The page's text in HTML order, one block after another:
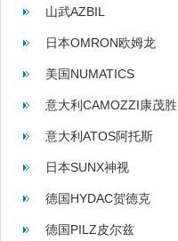
飞利
山武AZBIL
日本OMRON欧姆龙
美国NUMATICS
意大利CAMOZZI康茂胜
意大利ATOS阿托斯
日本SUNX神视
德国HYDAC贺德克
德国PILZ皮尔兹